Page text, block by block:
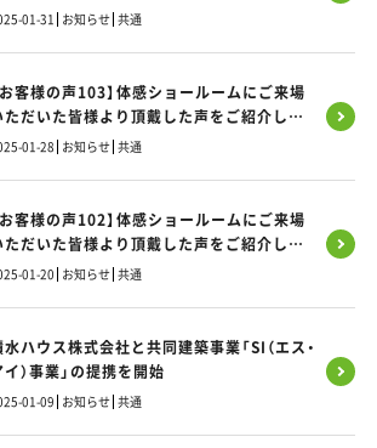
01-31 お知らせ 共通
お客様の声103】体感ショールームにご来場
ただいた皆様より頂戴した声をご紹介しま
01-28 お知らせ 共通
お客様の声102】体感ショールームにご来場
ただいた皆様より頂戴した声をご紹介しま
01-20 お知らせ 共通
水ハウス株式会社と共同建築事業「SI（エス・
イ）事業」の提携を開始
01-09 お知らせ 共通